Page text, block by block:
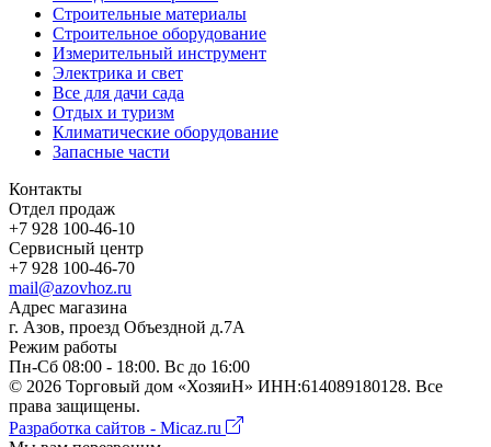
Строительные материалы
Строительное оборудование
Измерительный инструмент
Электрика и свет
Все для дачи сада
Отдых и туризм
Климатические оборудование
Запасные части
Контакты
Отдел продаж
+7 928 100-46-10
Сервисный центр
+7 928 100-46-70
mail@azovhoz.ru
Адрес магазина
г. Азов, проезд Объездной д.7А
Режим работы
Пн-Сб 08:00 - 18:00. Вс до 16:00
© 2026 Торговый дом «ХозяиН» ИНН:614089180128. Все
права защищены.
Разработка сайтов - Micaz.ru